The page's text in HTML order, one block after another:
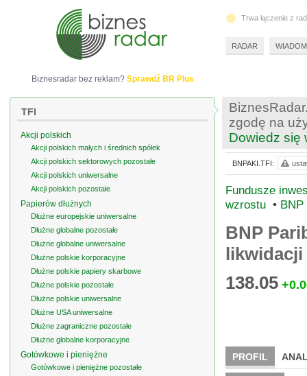
zgodę na
Dowiedz się
Fundusze
wzrostu •
BNP
likwidacji
138.05
PROFIL
BNPAKI.TFI:
Biznesradar bez reklam? Sprawdź BR Plus
TFI
Akcji polskich
Akcji polskich małych i średnich spółek
Akcji polskich sektorowych pozostałe
Akcji polskich uniwersalne
Akcji polskich pozostałe
Papierów dłużnych
Dłużne europejskie uniwersalne
Dłużne globalne pozostałe
Dłużne globalne uniwersalne
Dłużne polskie korporacyjne
Dłużne polskie papiery skarbowe
Dłużne polskie pozostałe
Dłużne polskie uniwersalne
Dłużne USA uniwersalne
Dłużne zagraniczne pozostałe
Dłużne globalne korporacyjne
Gotówkowe i pieniężne
Gotówkowe i pieniężne pozostałe
Trwa łączenie z
RADAR